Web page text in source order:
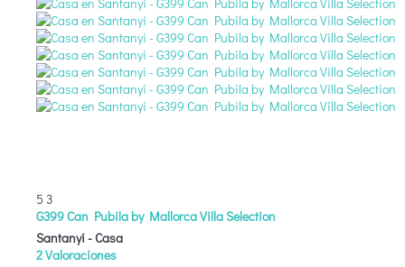
5 3
G399 Can Pubila by Mallorca Villa Selection
Santanyi -Casa
2 Valoraciones